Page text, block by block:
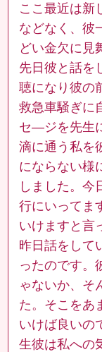
ここ最近は新
などなく、彼
どい金欠に見
先日彼と話を
聴になり彼の
救急車騒ぎに
セ―ジを先生
滴に通う私を
にならない様
しました。今
行にいってま
いけますと言
昨日話をして
ったのです。
ゃないか、そ
た。そこをあ
いけば良いの
生彼は私への